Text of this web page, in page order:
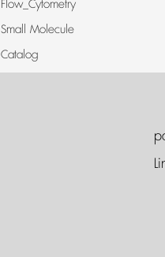
Flow_Cytometry
Small Molecule
Catalog